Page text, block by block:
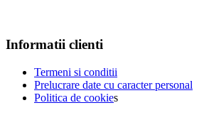
Informatii clienti
Termeni si conditii
Prelucrare date cu caracter personal
Politica de cookies